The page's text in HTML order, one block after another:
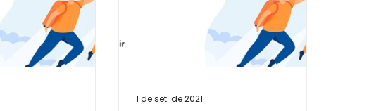
1 de set. de 2021